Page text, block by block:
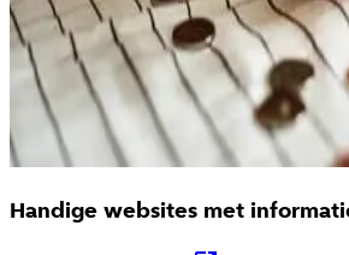
Handige websites met